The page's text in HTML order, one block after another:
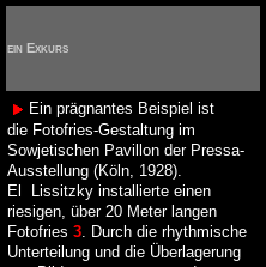
ein Exkurs
Ein prägnantes Beispiel ist
die Fotofries-Gestaltung im
Sowjetischen Pavillon der Pressa-
Ausstellung (Köln, 1928).
El Lissitzky installierte einen
riesigen, über 20 Meter langen
Fotofries 3 . Durch die rhythmische
Unterteilung und die Überlagerung